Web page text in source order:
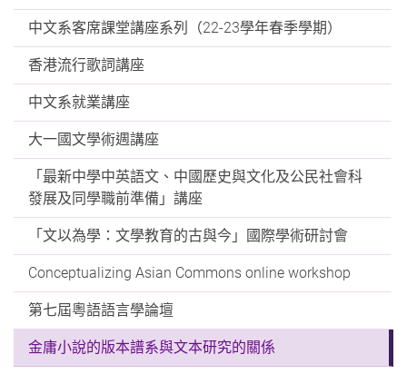
中文系客席課堂講座系列（22-23學年春季學期）
香港流行歌詞講座
中文系就業講座
大一國文學術週講座
「最新中學中英語文、中國歷史與文化及公民社會科
發展及同學職前準備」講座
「文以為學：文學教育的古與今」國際學術研討會
Conceptualizing Asian Commons online workshop
第七屆粵語語言學論壇
金庸小說的版本譜系與文本研究的關係